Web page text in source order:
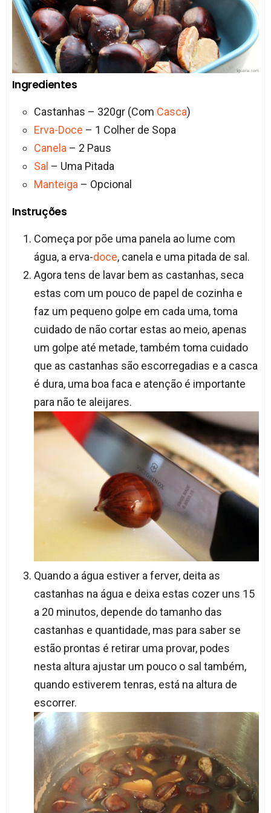
Ingredientes
Castanhas – 320gr (Com Casca)
Erva-Doce – 1 Colher de Sopa
Canela – 2 Paus
Sal – Uma Pitada
Manteiga – Opcional
Instruções
Começa por põe uma panela ao lume com
água, a erva-doce, canela e uma pitada de sal.
Agora tens de lavar bem as castanhas, seca
estas com um pouco de papel de cozinha e
faz um pequeno golpe em cada uma, toma
cuidado de não cortar estas ao meio, apenas
um golpe até metade, também toma cuidado
que as castanhas são escorregadias e a casca
é dura, uma boa faca e atenção é importante
para não te aleijares.
Quando a água estiver a ferver, deita as
castanhas na água e deixa estas cozer uns 15
a 20 minutos, depende do tamanho das
castanhas e quantidade, mas para saber se
estão prontas é retirar uma provar, podes
nesta altura ajustar um pouco o sal também,
quando estiverem tenras, está na altura de
escorrer.